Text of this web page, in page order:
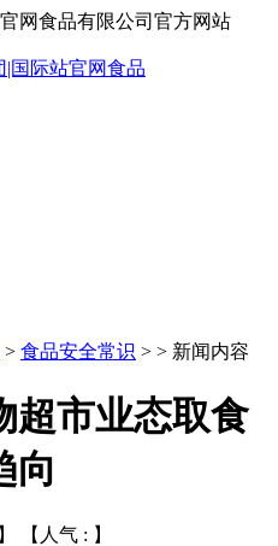
网食品有限公司官方网站
> 食品安全常识 > > 新闻内容
超市业态取食
向
【人气 : 】